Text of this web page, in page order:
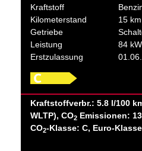
Kraftstoff
Kilometerstand
15 km
Getriebe
Leistung
84
Erstzulassung
Kraftstoffverbr.: 5.8 l/100
WLTP), CO2 Emissionen:
CO2-Klasse: C, Euro-